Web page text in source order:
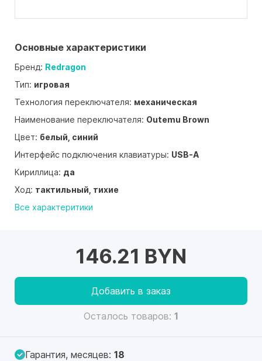
Основные характеристики
Бренд: Redragon
Тип: игровая
Технология переключателя: механическая
Наименование переключателя: Outemu Brown
Цвет: белый, синий
Интерфейс подключения клавиатуры: USB-A
Кириллица: да
Ход: тактильный, тихие
Все характеритики
146.21 BYN
Добавить в заказ
Осталось товаров: 1
Гарантия, месяцев: 18